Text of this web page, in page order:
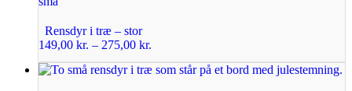
Rensdyr i træ – stor
149,00 kr. – 275,00 kr.